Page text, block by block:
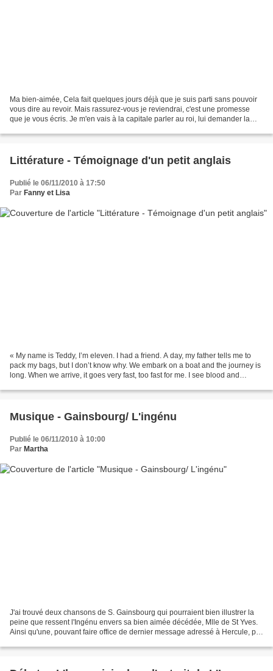
Ma bien-aimée, Cela fait quelques jours déjà que je suis parti sans pouvoir
vous dire au revoir. Mais rassurez-vous je reviendrai, c'est une promesse
que je vous écris. Je m'en vais à la capitale parler au roi, lui demander la
Littérature - Témoignage d'un petit anglais
Publié le 06/11/2010 à 17:50
Par Fanny et Lisa
« My name is Teddy, I’m eleven. I had a friend. A day, my father tells me to
pack my bags, but I don’t know why. We embark on a boat and the journey is
long. When we arrive, it goes very fast, too fast for me. I see blood and
Musique - Gainsbourg/ L'ingénu
Publié le 06/11/2010 à 10:00
Par Martha
J'ai trouvé deux chansons de S. Gainsbourg qui pourraient bien illustrer la
peine que ressent l'Ingénu envers sa bien aimée décédée, Mlle de St Yves.
Ainsi qu'une, pouvant faire office de dernier message adressé à Hercule, par